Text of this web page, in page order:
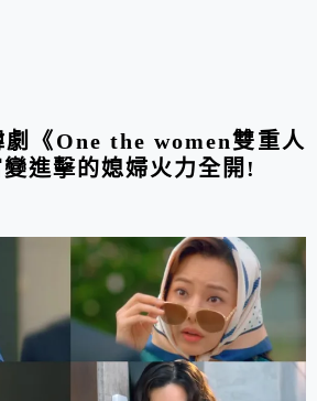
《One the women雙重人
進擊的媳婦火力全開!